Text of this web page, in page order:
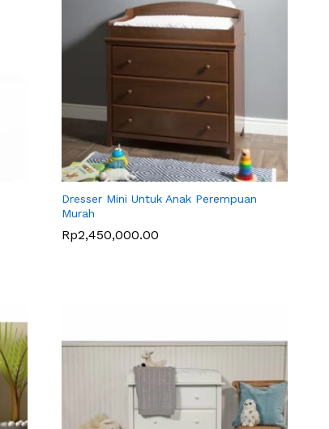
Dresser Mini Untuk Anak Perempuan
Murah
Rp2,450,000.00
Rp2,450,000.00